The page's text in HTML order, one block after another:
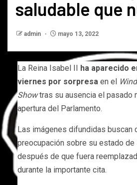
saludable que
admin mayo 13, 2022
La Reina Isabel II ha aparecido
viernes por sorpresa en el
Showtras su ausencia el pasado
apertura del Parlamento.
Las imágenes difundidas buscan
preocupación sobre su estado
después de que fuera
durante la importante cita.